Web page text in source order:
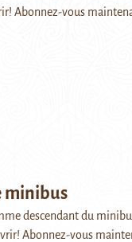
Abonnez-vous
minibus
descendant du
Abonnez-vous